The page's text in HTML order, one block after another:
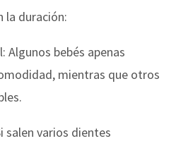
la duración:
Algunos bebés apenas
mientras que otros
salen varios dientes